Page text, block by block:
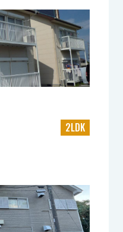
2LDK